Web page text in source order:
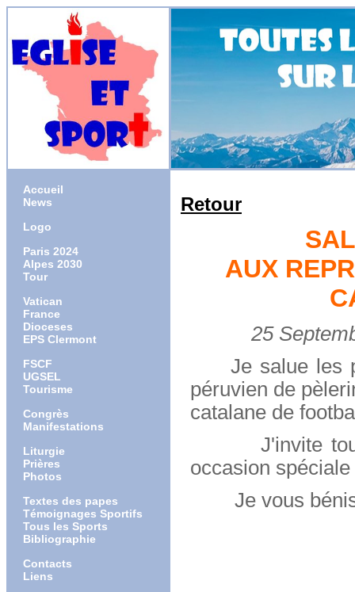
Accueil
News
Logo
Paris 2024
Alpes 2030
Tour
Vatican
France
Dioceses
EPS Clermont
FSCF
UGSEL
Tourisme
Congrès
Manifestations
Liturgie
Prières
Photos
Textes des papes
Témoignages Sportifs
Tous les Sports
Bibliographie
Contacts
Liens
Retour
AUX
25
Je salue les
péruvien de
catalane de
J'invite tout le
occasion
Je vous bénis